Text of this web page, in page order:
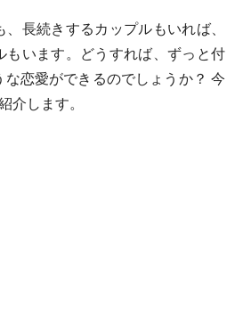
長続きするカップルもいれば、
もいます。どうすれば、ずっと付
な恋愛ができるのでしょうか？ 今
介します。